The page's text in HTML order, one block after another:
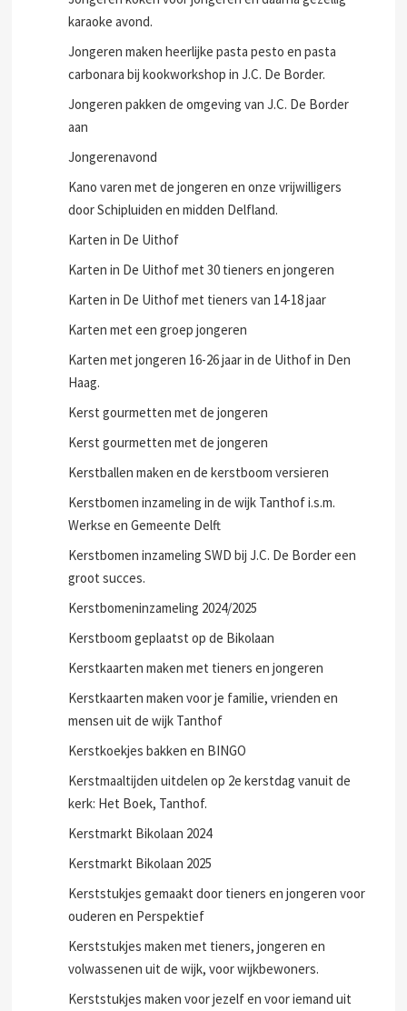
karaoke avond.
Jongeren maken heerlijke pasta pesto en pasta
carbonara bij kookworkshop in J.C. De Border.
Jongeren pakken de omgeving van J.C. De Border
aan
Jongerenavond
Kano varen met de jongeren en onze vrijwilligers
door Schipluiden en midden Delfland.
Karten in De Uithof
Karten in De Uithof met 30 tieners en jongeren
Karten in De Uithof met tieners van 14-18 jaar
Karten met een groep jongeren
Karten met jongeren 16-26 jaar in de Uithof in Den
Haag.
Kerst gourmetten met de jongeren
Kerst gourmetten met de jongeren
Kerstballen maken en de kerstboom versieren
Kerstbomen inzameling in de wijk Tanthof i.s.m.
Werkse en Gemeente Delft
Kerstbomen inzameling SWD bij J.C. De Border een
groot succes.
Kerstbomeninzameling 2024/2025
Kerstboom geplaatst op de Bikolaan
Kerstkaarten maken met tieners en jongeren
Kerstkaarten maken voor je familie, vrienden en
mensen uit de wijk Tanthof
Kerstkoekjes bakken en BINGO
Kerstmaaltijden uitdelen op 2e kerstdag vanuit de
kerk: Het Boek, Tanthof.
Kerstmarkt Bikolaan 2024
Kerstmarkt Bikolaan 2025
Kerststukjes gemaakt door tieners en jongeren voor
ouderen en Perspektief
Kerststukjes maken met tieners, jongeren en
volwassenen uit de wijk, voor wijkbewoners.
Kerststukjes maken voor jezelf en voor iemand uit